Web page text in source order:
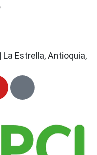
La Estrella, Antioquia,